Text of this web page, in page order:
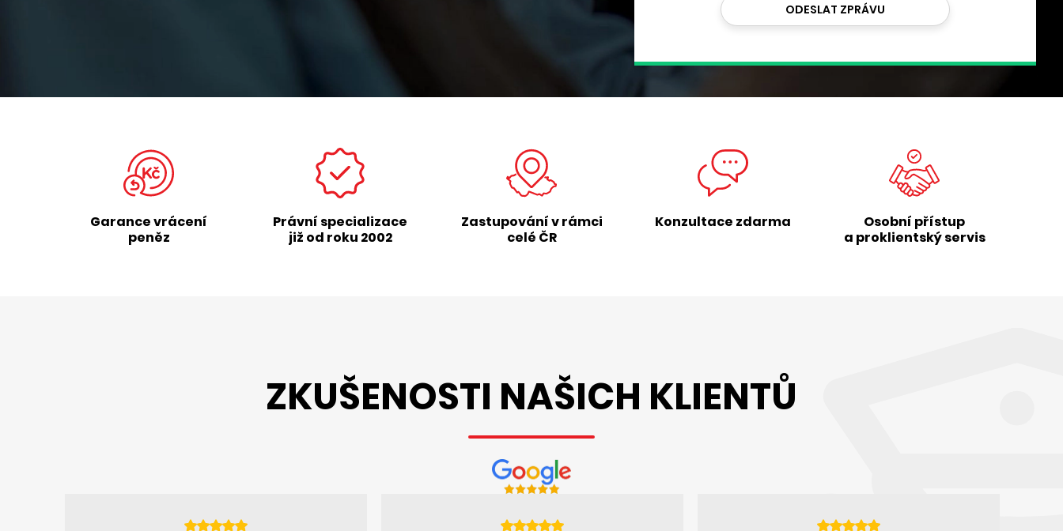
ODESLAT ZPRÁVU
Garance vrácení
peněz
Právní specializace
již od roku 2002
Zastupování v rámci
celé ČR
Konzultace zdarma
Osobní přístup
a proklientský servis
ZKUŠENOSTI NAŠICH KLIENTŮ